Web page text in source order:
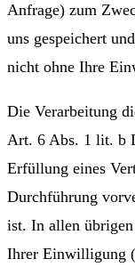
Anfrage) zum
uns gespeichert
nicht ohne Ihre
Die Verarbeitung
Art. 6 Abs. 1 lit. b
Erfüllung eines
Durchführung
ist. In allen
Ihrer Einwilligung